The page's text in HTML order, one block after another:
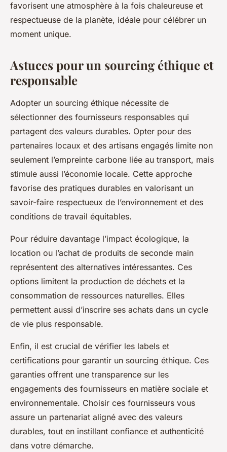
favorisent une atmosphère à la fois chaleureuse et
respectueuse de la planète, idéale pour célébrer un
moment unique.
Astuces pour un sourcing éthique et
responsable
Adopter un sourcing éthique nécessite de
sélectionner des fournisseurs responsables qui
partagent des valeurs durables. Opter pour des
partenaires locaux et des artisans engagés limite non
seulement l’empreinte carbone liée au transport, mais
stimule aussi l’économie locale. Cette approche
favorise des pratiques durables en valorisant un
savoir-faire respectueux de l’environnement et des
conditions de travail équitables.
Pour réduire davantage l’impact écologique, la
location ou l’achat de produits de seconde main
représentent des alternatives intéressantes. Ces
options limitent la production de déchets et la
consommation de ressources naturelles. Elles
permettent aussi d’inscrire ses achats dans un cycle
de vie plus responsable.
Enfin, il est crucial de vérifier les labels et
certifications pour garantir un sourcing éthique. Ces
garanties offrent une transparence sur les
engagements des fournisseurs en matière sociale et
environnementale. Choisir ces fournisseurs vous
assure un partenariat aligné avec des valeurs
durables, tout en instillant confiance et authenticité
dans votre démarche.